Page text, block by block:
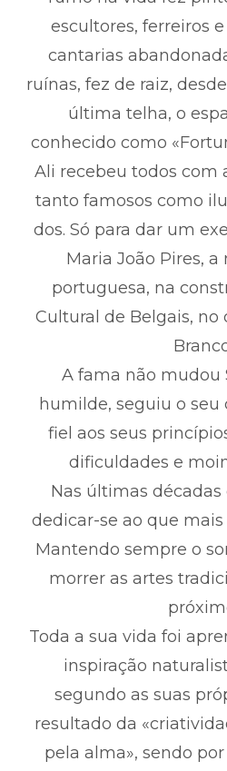
escultores, ferreiros
cantarias
ruínas, fez de raiz,
última telha, o
conhecido como
Ali recebeu todos com
tanto famosos como
dos. Só para dar um
Maria João Pires,
portuguesa, na
Cultural de Belgais, no
A fama não mudou
humilde, seguiu o
fiel aos seus
dificuldades e
Nas últimas
dedicar-se ao que
Mantendo sempre o
morrer as artes
Toda a sua vida foi
inspiração
segundo as suas
resultado da
pela alma», sendo